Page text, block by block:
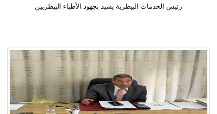
رئيس الخدمات البيطرية يشيد بجهود الأطباء البيطريين